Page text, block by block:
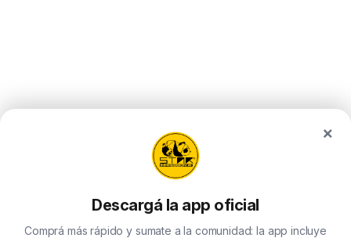
×
Descargá la app oficial
Comprá más rápido y sumate a la comunidad: la app incluye